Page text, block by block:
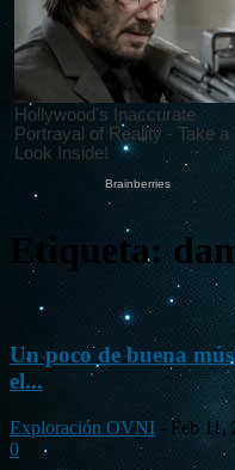
Etiqueta:
Un poco de buena
el...
Exploración OVNI - Feb 11,
0